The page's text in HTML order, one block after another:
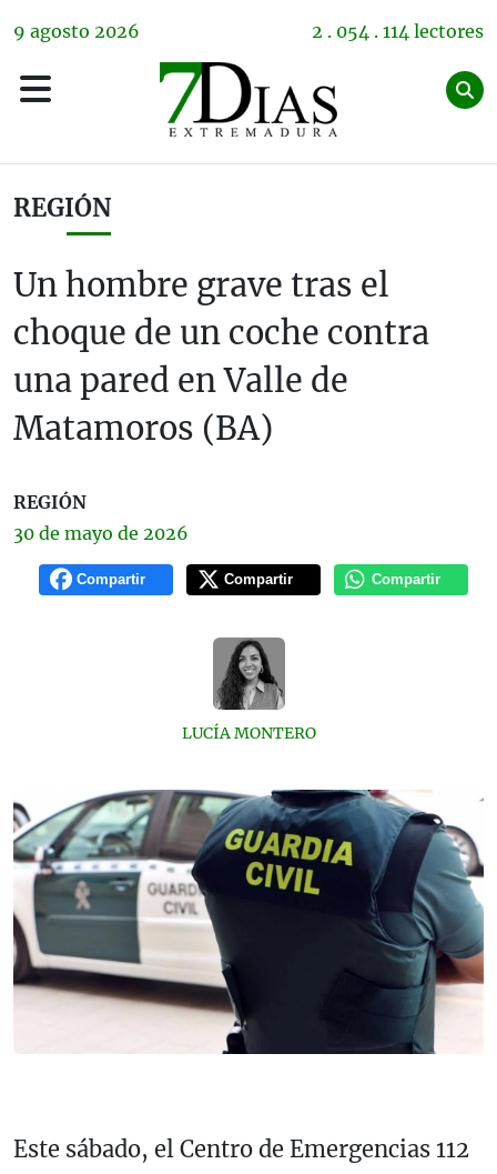
9 agosto 2026 2 . 054 . 114 lectores
REGIÓN
Un hombre grave tras el
choque de un coche contra
una pared en Valle de
Matamoros (BA)
REGIÓN
30 de mayo de 2026
Compartir Compartir Compartir
LUCÍA MONTERO
Este sábado, el Centro de Emergencias 112